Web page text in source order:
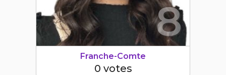
8
Franche-Comte
0 votes